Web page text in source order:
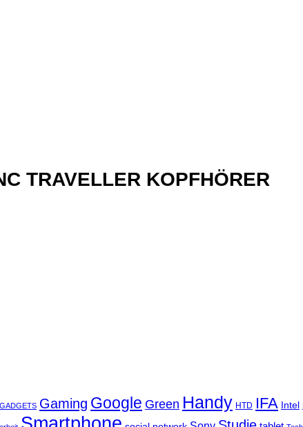
TRAVELLER KOPFHÖRER
GADGETS Gaming Google Green Handy HTD IFA Intel